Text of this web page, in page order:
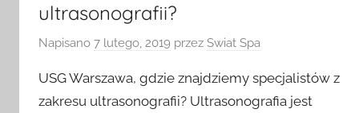
ultrasonografii?
Napisano 7 lutego, 2019 przez Swiat Spa
USG Warszawa, gdzie znajdziemy specjalistów z
zakresu ultrasonografii? Ultrasonografia jest